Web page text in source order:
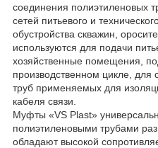
соединения полиэтиленовых
сетей питьевого и
обустройства скважин,
используются для подачи
хозяйственные помещения,
производственном цикле, для
труб применяемых для
кабеля связи.
Муфты «VS Plast»
полиэтиленовыми трубами
обладают высокой